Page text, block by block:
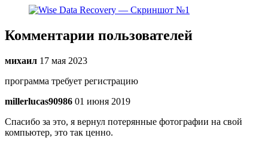
Комментарии пользователей
михаил 17 мая 2023
программа требует регистрацию
millerlucas90986 01 июня 2019
Спасибо за это, я вернул потерянные фотографии на свой
компьютер, это так ценно.